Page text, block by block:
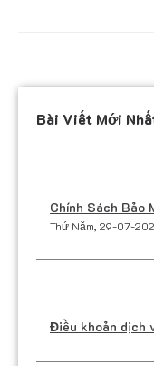
Bài Viết Mới
Chính Sách Bảo
Thứ Năm, 29-07-
Điều khoản dịch